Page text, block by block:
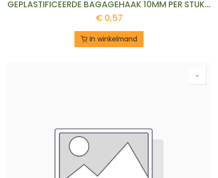
GEPLASTIFICEERDE BAGAGEHAAK 10MM PER STUK REF:BAGAGEHAAK 10 LEDENT
€ 0,57
In winkelmand